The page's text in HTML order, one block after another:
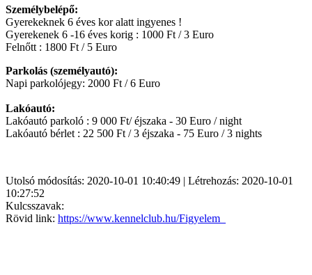
Személybelépő:
Gyerekeknek 6 éves kor alatt ingyenes !
Gyerekenek 6 -16 éves korig : 1000 Ft / 3 Euro
Felnőtt : 1800 Ft / 5 Euro
Parkolás (személyautó):
Napi parkolójegy: 2000 Ft / 6 Euro
Lakóautó:
Lakóautó parkoló : 9 000 Ft/ éjszaka - 30 Euro / night
Lakóautó bérlet : 22 500 Ft / 3 éjszaka - 75 Euro / 3 nights
Utolsó módosítás: 2020-10-01 10:40:49 | Létrehozás: 2020-10-01
10:27:52
Kulcsszavak:
Rövid link: https://www.kennelclub.hu/Figyelem_